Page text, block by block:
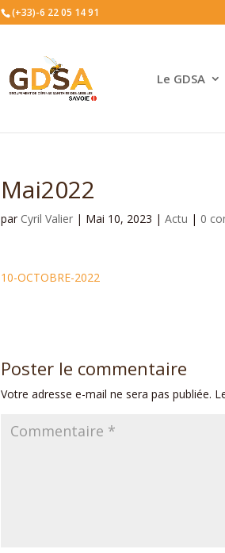
(+33)-6 22 05 14 91
Le GDSA
Mai2022
par Cyril Valier | Mai 10, 2023 |Actu | 0
10-OCTOBRE-2022
Poster le commentaire
Votre adresse e-mail ne sera pas publiée.